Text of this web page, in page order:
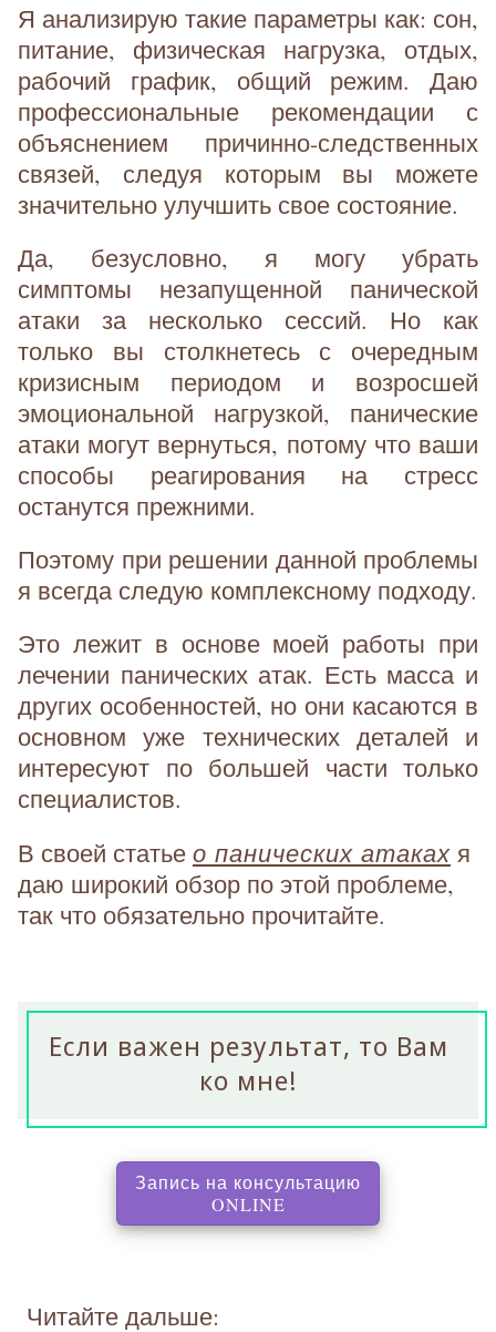
Я анализирую такие параметры как: сон,
питание, физическая нагрузка, отдых,
рабочий график, общий режим. Даю
профессиональные рекомендации с
объяснением причинно-следственных
связей, следуя которым вы можете
значительно улучшить свое состояние.
Да, безусловно, я могу убрать
симптомы незапущенной панической
атаки за несколько сессий. Но как
только вы столкнетесь с очередным
кризисным периодом и возросшей
эмоциональной нагрузкой, панические
атаки могут вернуться, потому что ваши
способы реагирования на стресс
останутся прежними.
Поэтому при решении данной проблемы
я всегда следую комплексному подходу.
Это лежит в основе моей работы при
лечении панических атак. Есть масса и
других особенностей, но они касаются в
основном уже технических деталей и
интересуют по большей части только
специалистов.
В своей статье о панических атаках я
даю широкий обзор по этой проблеме,
так что обязательно прочитайте.
Если важен результат, то Вам
ко мне!
Запись на консультацию
ONLINE, перенаправляет на
Читайте дальше: